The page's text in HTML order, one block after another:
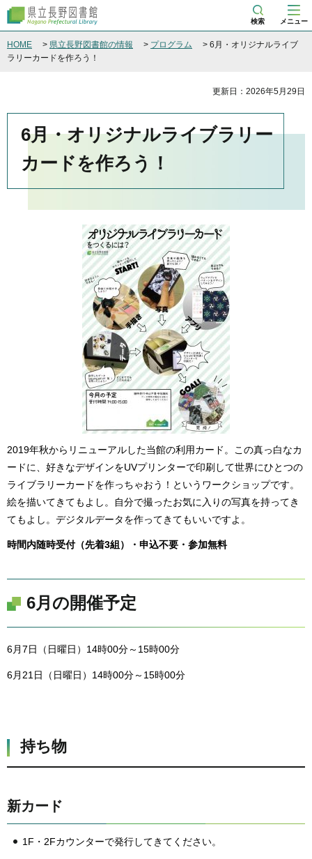
県立長野図書館
検索 メニュー
HOME > 県立長野図書館の情報 > プログラム
> 6月・オリジナルライブ
ラリーカードを作ろう！
更新日：2026年5月29日
6月・オリジナルライブラリー
カードを作ろう！
2019年秋からリニューアルした当館の利用カード。この真っ白なカ
ードに、好きなデザインをUVプリンターで印刷して世界にひとつの
ライブラリーカードを作っちゃおう！というワークショップです。
絵を描いてきてもよし。自分で撮ったお気に入りの写真を持ってき
てもよし。デジタルデータを作ってきてもいいですよ。
時間内随時受付（先着3組）・申込不要・参加無料
6月の開催予定
6月7日（日曜日）14時00分～15時00分
6月21日（日曜日）14時00分～15時00分
持ち物
新カード
1F・2Fカウンターで発行してきてください。